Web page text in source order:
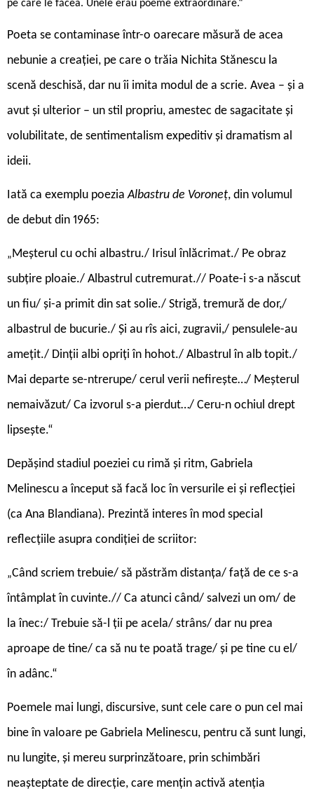
pe care le făcea. Unele erau poeme extraordinare.“
Poeta se contaminase într-o oarecare măsură de acea
nebunie a creației, pe care o trăia Nichita Stănescu la
scenă deschisă, dar nu îi imita modul de a scrie. Avea – și a
avut și ulterior – un stil propriu, amestec de sagacitate și
volubilitate, de sentimentalism expeditiv și dramatism al
ideii.
Iată ca exemplu poeziaAlbastru de Voroneț, din volumul
de debut din 1965:
„Meșterul cu ochi albastru./ Irisul înlăcrimat./ Pe obraz
subțire ploaie./ Albastrul cutremurat.// Poate-i s-a născut
un fiu/ și-a primit din sat solie./ Strigă, tremură de dor,/
albastrul de bucurie./ Și au rîs aici, zugravii,/ pensulele-au
amețit./ Dinții albi opriți în hohot./ Albastrul în alb topit./
Mai departe se-ntrerupe/ cerul verii nefirește…/ Meșterul
nemaivăzut/ Ca izvorul s-a pierdut…/ Ceru-n ochiul drept
lipsește.“
Depășind stadiul poeziei cu rimă și ritm, Gabriela
Melinescu a început să facă loc în versurile ei și reflecției
(ca Ana Blandiana). Prezintă interes în mod special
reflecțiile asupra condiției de scriitor:
„Când scriem trebuie/ să păstrăm distanța/ față de ce s-a
întâmplat în cuvinte.// Ca atunci când/ salvezi un om/ de
la înec:/ Trebuie să-l ții pe acela/ strâns/ dar nu prea
aproape de tine/ ca să nu te poată trage/ și pe tine cu el/
în adânc.“
Poemele mai lungi, discursive, sunt cele care o pun cel mai
bine în valoare pe Gabriela Melinescu, pentru că sunt lungi,
nu lungite, și mereu surprinzătoare, prin schimbări
neașteptate de direcție, care mențin activă atenția